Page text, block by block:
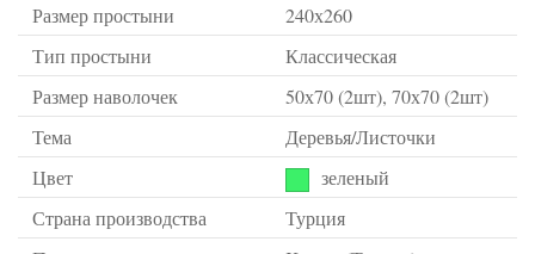
Размер простыни
240х260
Тип простыни
Классическая
Размер наволочек
50х70 (2шт), 70х70 (2шт)
Тема
Деревья/Листочки
Цвет
зеленый
Страна производства
Турция